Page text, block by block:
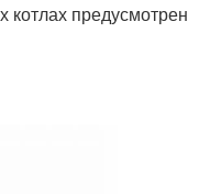
котлах предусмотрен